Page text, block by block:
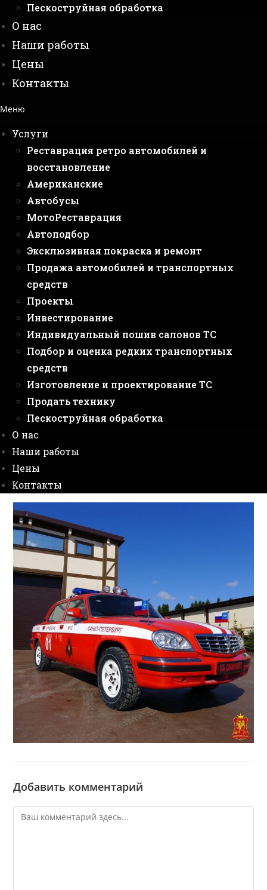
Пескоструйная обработка
О нас
Наши работы
Цены
Контакты
Меню
Услуги
Реставрация ретро автомобилей и
восстановление
Американские
Автобусы
МотоРеставрация
Автоподбор
Эксклюзивная покраска и ремонт
Продажа автомобилей и транспортных
средств
Проекты
Инвестирование
Индивидуальный пошив салонов ТС
Подбор и оценка редких транспортных
средств
Изготовление и проектирование ТС
Продать технику
Пескоструйная обработка
О нас
Наши работы
Цены
Контакты
Добавить комментарий
Комментарий